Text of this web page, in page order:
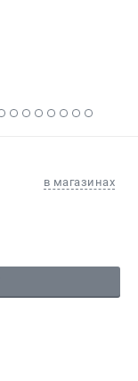
в магазинах